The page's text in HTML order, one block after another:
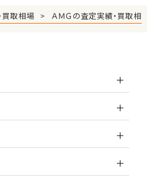
買取相場 ＡＭＧの査定実績・買取相